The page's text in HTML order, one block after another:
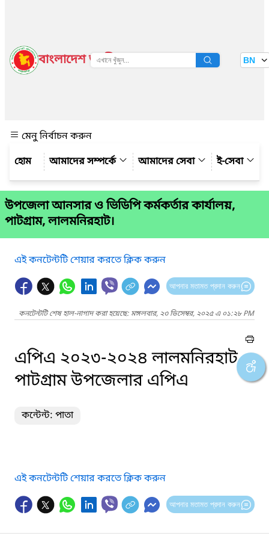
বাংলাদেশ জাতীয় তথ্য বাতায়ন BN
মেনু নির্বাচন করুন
আমাদের সম্পর্কে
আমাদের সেবা ই-সেবা
উপজেলা আনসার ও ভিডিপি কর্মকর্তার কার্যালয়,
পাটগ্রাম, লালমনিরহাট।
এই কনটেন্টটি শেয়ার করতে ক্লিক করুন
আপনার মতামত প্রদান করুন
কনটেন্টটি শেষ হাল-নাগাদ করা হয়েছে: মঙ্গলবার, ২৩ ডিসেম্বর, ২০২৫ এ ০১:২৮ PM
এপিএ ২০২৩-২০২৪ লালমনিরহাট
পাটগ্রাম উপজেলার এপিএ
কন্টেন্ট: পাতা
এই কনটেন্টটি শেয়ার করতে ক্লিক করুন
আপনার মতামত প্রদান করুন